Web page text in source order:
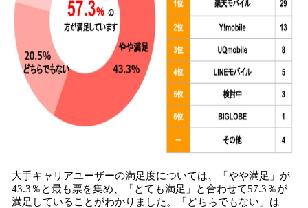
大手キャリアユーザーの満足度については、「やや満足」が
43.3％と最も票を集め、「とても満足」と合わせて57.3％が
満足していることがわかりました。「どちらでもない」は